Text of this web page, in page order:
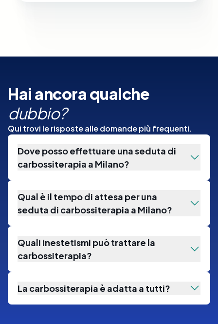
Hai ancora qualche
dubbio?
Qui trovi le risposte alle domande più frequenti.
Dove posso effettuare una seduta di
carbossiterapia a Milano?
Qual è il tempo di attesa per una
seduta di carbossiterapia a Milano?
Quali inestetismi può trattare la
carbossiterapia?
La carbossiterapia è adatta a tutti?